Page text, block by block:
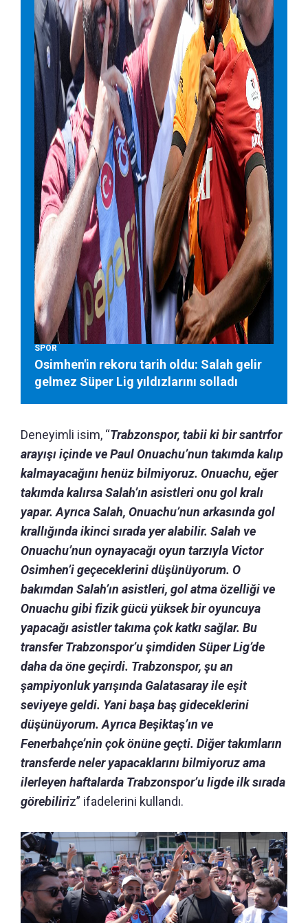
SPOR
Osimhen'in rekoru tarih oldu: Salah gelir
gelmez Süper Lig yıldızlarını solladı
Deneyimli isim, “Trabzonspor, tabii ki bir santrfor
arayışı içinde ve Paul Onuachu’nun takımda kalıp
kalmayacağını henüz bilmiyoruz. Onuachu, eğer
takımda kalırsa Salah’ın asistleri onu gol kralı
yapar. Ayrıca Salah, Onuachu’nun arkasında gol
krallığında ikinci sırada yer alabilir. Salah ve
Onuachu’nun oynayacağı oyun tarzıyla Victor
Osimhen’i geçeceklerini düşünüyorum. O
bakımdan Salah’ın asistleri, gol atma özelliği ve
Onuachu gibi fizik gücü yüksek bir oyuncuya
yapacağı asistler takıma çok katkı sağlar. Bu
transfer Trabzonspor’u şimdiden Süper Lig’de
daha da öne geçirdi. Trabzonspor, şu an
şampiyonluk yarışında Galatasaray ile eşit
seviyeye geldi. Yani başa baş gideceklerini
düşünüyorum. Ayrıca Beşiktaş’ın ve
Fenerbahçe’nin çok önüne geçti. Diğer takımların
transferde neler yapacaklarını bilmiyoruz ama
ilerleyen haftalarda Trabzonspor’u ligde ilk sırada
görebiliriz” ifadelerini kullandı.